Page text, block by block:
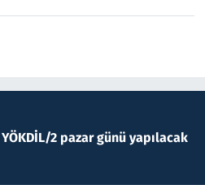
YÖKDİL/2 pazar günü yapılacak